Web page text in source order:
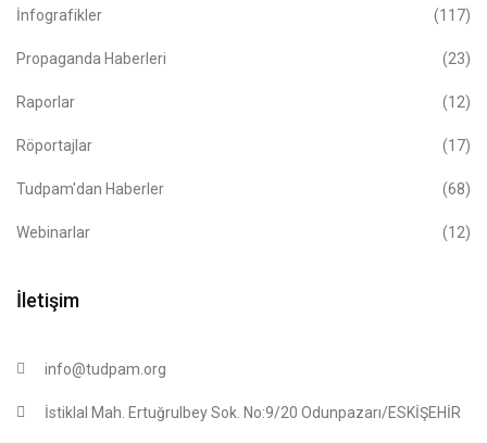
İnfografikler (117)
Propaganda Haberleri (23)
Raporlar (12)
Röportajlar (17)
Tudpam'dan Haberler (68)
Webinarlar (12)
İletişim
info@tudpam.org
İstiklal Mah. Ertuğrulbey Sok. No:9/20 Odunpazarı/ESKİŞEHİR